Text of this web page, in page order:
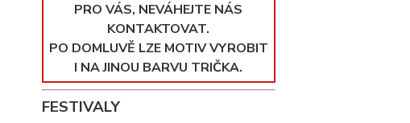
PRO VÁS, NEVÁHEJTE NÁS
KONTAKTOVAT.
PO DOMLUVĚ LZE MOTIV VYROBIT
I NA JINOU BARVU TRIČKA.
FESTIVALY